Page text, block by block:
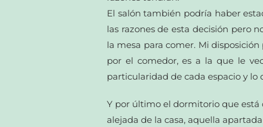
El salón también podría haber
las razones de esta decisión pero
la mesa para comer. Mi
por el comedor, es a la que le
particularidad de cada espacio y lo
Y por último el dormitorio que
alejada de la casa, aquella